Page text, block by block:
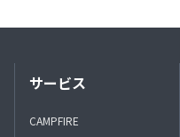
サービス
CAMPFIRE